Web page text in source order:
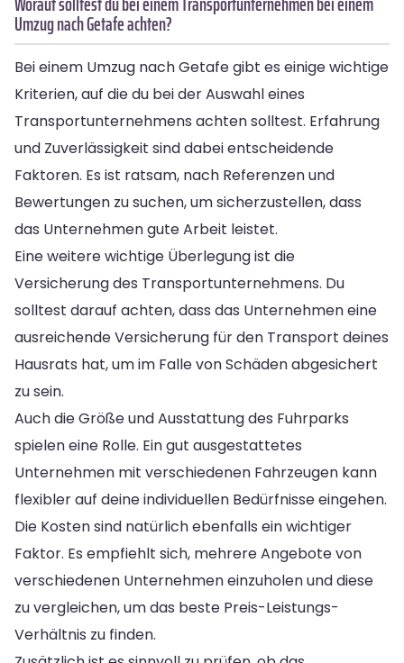
Umzug nach Getafe achten?
Bei einem Umzug nach Getafe gibt es einige wichtige
Kriterien, auf die du bei der Auswahl eines
Transportunternehmens achten solltest. Erfahrung
und Zuverlässigkeit sind dabei entscheidende
Faktoren. Es ist ratsam, nach Referenzen und
Bewertungen zu suchen, um sicherzustellen, dass
das Unternehmen gute Arbeit leistet.
Eine weitere wichtige Überlegung ist die
Versicherung des Transportunternehmens. Du
solltest darauf achten, dass das Unternehmen eine
ausreichende Versicherung für den Transport deines
Hausrats hat, um im Falle von Schäden abgesichert
zu sein.
Auch die Größe und Ausstattung des Fuhrparks
spielen eine Rolle. Ein gut ausgestattetes
Unternehmen mit verschiedenen Fahrzeugen kann
flexibler auf deine individuellen Bedürfnisse eingehen.
Die Kosten sind natürlich ebenfalls ein wichtiger
Faktor. Es empfiehlt sich, mehrere Angebote von
verschiedenen Unternehmen einzuholen und diese
zu vergleichen, um das beste Preis-Leistungs-
Verhältnis zu finden.